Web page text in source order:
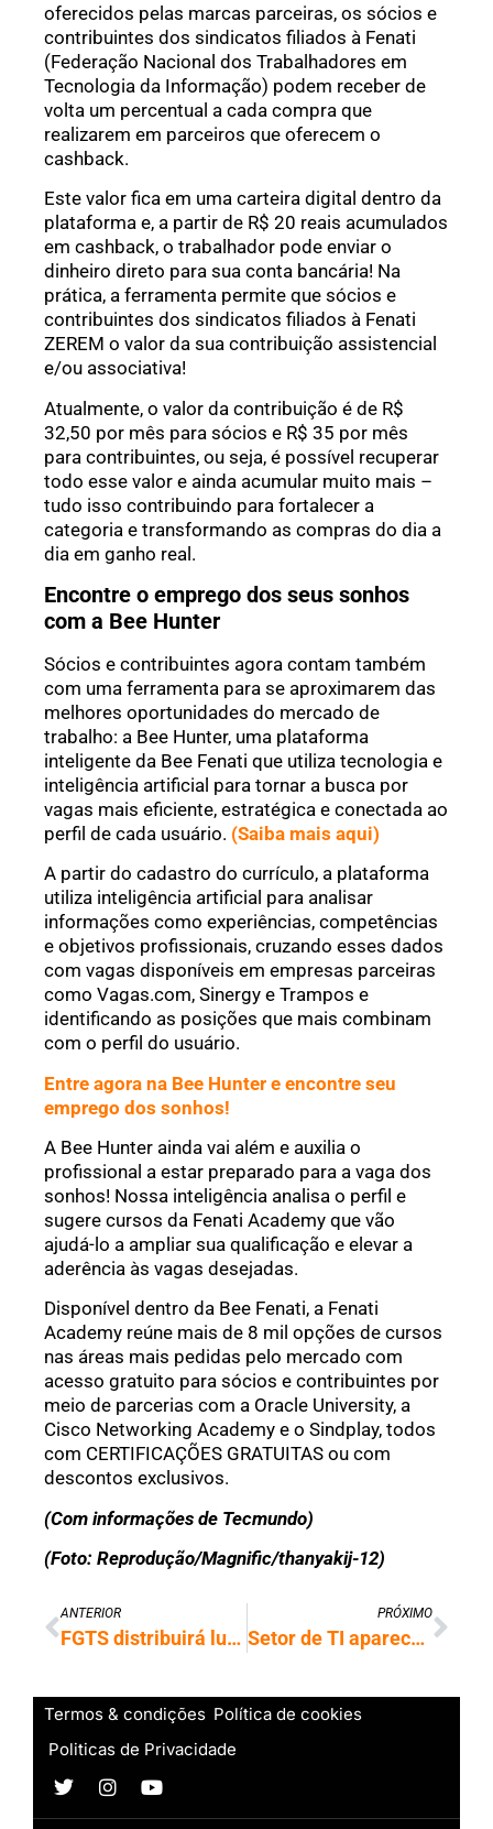
oferecidos pelas marcas parceiras, os sócios e
contribuintes dos sindicatos filiados à Fenati
(Federação Nacional dos Trabalhadores em
Tecnologia da Informação) podem receber de
volta um percentual a cada compra que
realizarem em parceiros que oferecem o
cashback.
Este valor fica em uma carteira digital dentro da
plataforma e, a partir de R$ 20 reais acumulados
em cashback, o trabalhador pode enviar o
dinheiro direto para sua conta bancária! Na
prática, a ferramenta permite que sócios e
contribuintes dos sindicatos filiados à Fenati
ZEREM o valor da sua contribuição assistencial
e/ou associativa!
Atualmente, o valor da contribuição é de R$
32,50 por mês para sócios e R$ 35 por mês
para contribuintes, ou seja, é possível recuperar
todo esse valor e ainda acumular muito mais –
tudo isso contribuindo para fortalecer a
categoria e transformando as compras do dia a
dia em ganho real.
Encontre o emprego dos seus sonhos
com a Bee Hunter
Sócios e contribuintes agora contam também
com uma ferramenta para se aproximarem das
melhores oportunidades do mercado de
trabalho: a Bee Hunter, uma plataforma
inteligente da Bee Fenati que utiliza tecnologia e
inteligência artificial para tornar a busca por
vagas mais eficiente, estratégica e conectada ao
perfil de cada usuário. (Saiba mais aqui)
A partir do cadastro do currículo, a plataforma
utiliza inteligência artificial para analisar
informações como experiências, competências
e objetivos profissionais, cruzando esses dados
com vagas disponíveis em empresas parceiras
como Vagas.com, Sinergy e Trampos e
identificando as posições que mais combinam
com o perfil do usuário.
Entre agora na Bee Hunter e encontre seu
emprego dos sonhos!
A Bee Hunter ainda vai além e auxilia o
profissional a estar preparado para a vaga dos
sonhos! Nossa inteligência analisa o perfil e
sugere cursos da Fenati Academy que vão
ajudá-lo a ampliar sua qualificação e elevar a
aderência às vagas desejadas.
Disponível dentro da Bee Fenati, a Fenati
Academy reúne mais de 8 mil opções de cursos
nas áreas mais pedidas pelo mercado com
acesso gratuito para sócios e contribuintes por
meio de parcerias com a Oracle University, a
Cisco Networking Academy e o Sindplay, todos
com CERTIFICAÇÕES GRATUITAS ou com
descontos exclusivos.
(Com informações de Tecmundo)
(Foto: Reprodução/Magnific/thanyakij-12)
ANTERIOR
FGTS distribuirá lucros de quase R$ 15 bilhões; entenda o pagamento
PRÓXIMO
Setor de TI aparece entre as áreas com maior risco de burnout no Brasil
Termos & condições Política de cookies
Politicas de Privacidade